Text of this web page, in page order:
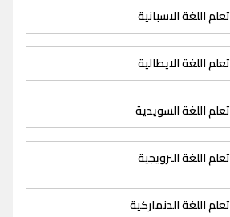
تعلم اللغة الاسبانية
تعلم اللغة الايطالية
تعلم اللغة السويدية
تعلم اللغة النرويجية
تعلم اللغة الدنماركية